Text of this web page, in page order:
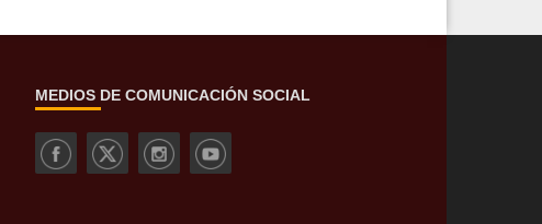
MEDIOS DE COMUNICACIÓN SOCIAL